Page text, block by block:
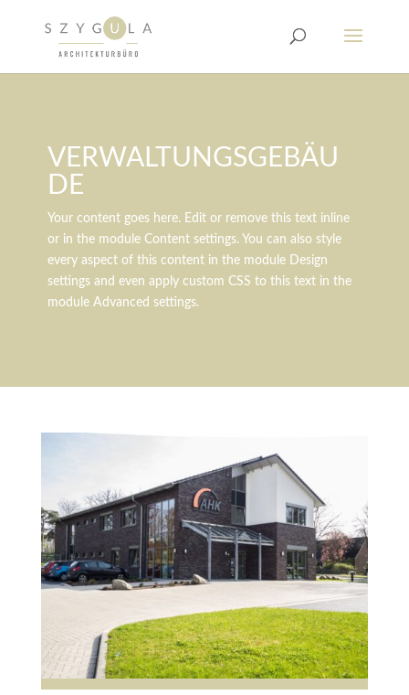
VERWALTUNGSGEBÄU
DE
Your content goes here. Edit or remove this text inline
or in the module Content settings. You can also style
every aspect of this content in the module Design
settings and even apply custom CSS to this text in the
module Advanced settings.